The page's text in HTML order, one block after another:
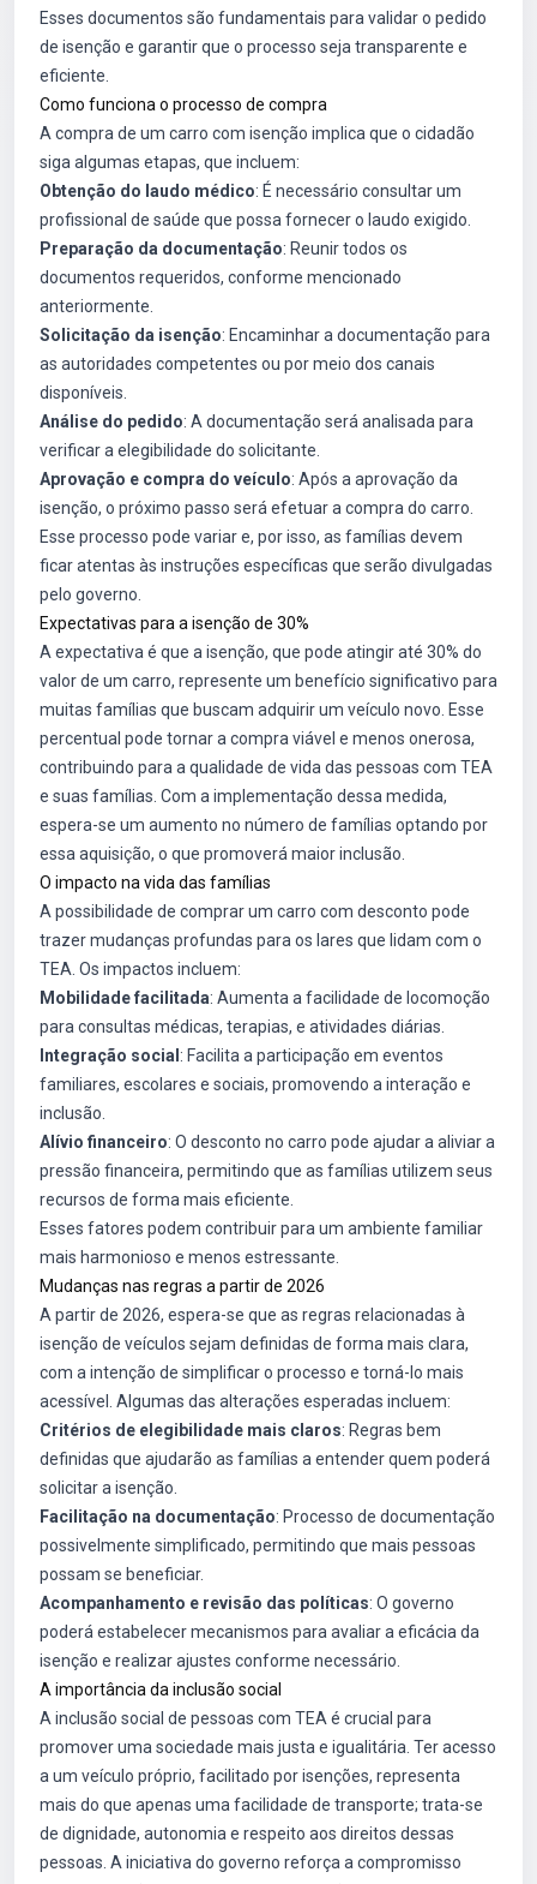
Esses documentos são fundamentais para validar o pedido
de isenção e garantir que o processo seja transparente e
eficiente.
Como funciona o processo de compra
A compra de um carro com isenção implica que o cidadão
siga algumas etapas, que incluem:
Obtenção do laudo médico: É necessário consultar um
profissional de saúde que possa fornecer o laudo exigido.
Preparação da documentação: Reunir todos os
documentos requeridos, conforme mencionado
anteriormente.
Solicitação da isenção: Encaminhar a documentação para
as autoridades competentes ou por meio dos canais
disponíveis.
Análise do pedido: A documentação será analisada para
verificar a elegibilidade do solicitante.
Aprovação e compra do veículo: Após a aprovação da
isenção, o próximo passo será efetuar a compra do carro.
Esse processo pode variar e, por isso, as famílias devem
ficar atentas às instruções específicas que serão divulgadas
pelo governo.
Expectativas para a isenção de 30%
A expectativa é que a isenção, que pode atingir até 30% do
valor de um carro, represente um benefício significativo para
muitas famílias que buscam adquirir um veículo novo. Esse
percentual pode tornar a compra viável e menos onerosa,
contribuindo para a qualidade de vida das pessoas com TEA
e suas famílias. Com a implementação dessa medida,
espera-se um aumento no número de famílias optando por
essa aquisição, o que promoverá maior inclusão.
O impacto na vida das famílias
A possibilidade de comprar um carro com desconto pode
trazer mudanças profundas para os lares que lidam com o
TEA. Os impactos incluem:
Mobilidade facilitada: Aumenta a facilidade de locomoção
para consultas médicas, terapias, e atividades diárias.
Integração social : Facilita a participação em eventos
familiares, escolares e sociais, promovendo a interação e
inclusão.
Alívio financeiro: O desconto no carro pode ajudar a aliviar a
pressão financeira, permitindo que as famílias utilizem seus
recursos de forma mais eficiente.
Esses fatores podem contribuir para um ambiente familiar
mais harmonioso e menos estressante.
Mudanças nas regras a partir de 2026
A partir de 2026, espera-se que as regras relacionadas à
isenção de veículos sejam definidas de forma mais clara,
com a intenção de simplificar o processo e torná-lo mais
acessível. Algumas das alterações esperadas incluem:
Critérios de elegibilidade mais claros: Regras bem
definidas que ajudarão as famílias a entender quem poderá
solicitar a isenção.
Facilitação na documentação: Processo de documentação
possivelmente simplificado, permitindo que mais pessoas
possam se beneficiar.
Acompanhamento e revisão das políticas: O governo
poderá estabelecer mecanismos para avaliar a eficácia da
isenção e realizar ajustes conforme necessário.
A importância da inclusão social
A inclusão social de pessoas com TEA é crucial para
promover uma sociedade mais justa e igualitária. Ter acesso
a um veículo próprio, facilitado por isenções, representa
mais do que apenas uma facilidade de transporte; trata-se
de dignidade, autonomia e respeito aos direitos dessas
pessoas. A iniciativa do governo reforça a compromisso